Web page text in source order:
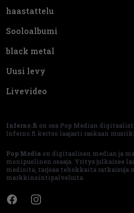
haastattelu
Sooloalbumi
black metal
Uusi levy
Livevideo
Inferno.fi on osa Pop Median
Inferno.fi kertoo laajasti raskaan
Pop Media on digitaalisen median ja
monipuolinen osaaja. Yritys julkaisee
medioita, tarjoaa tehokkaita ratkaisuja
markkinointipalveluita.
FacebookInstagram